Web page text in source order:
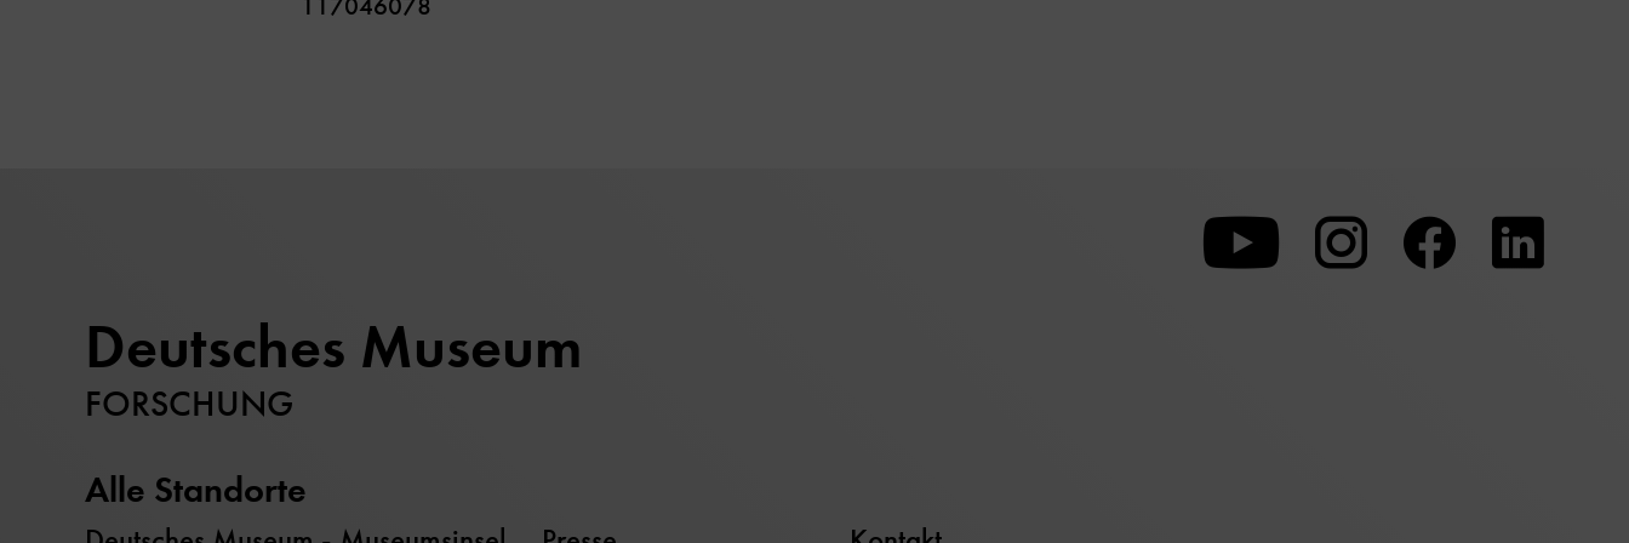
Deutsches Museum
FORSCHUNG
Alle Standorte
Zu
unserer
Zu
unserer
Zu
unserer